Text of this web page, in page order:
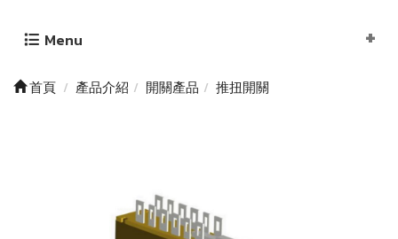
Menu
首頁 產品介紹 開關產品 推扭開關